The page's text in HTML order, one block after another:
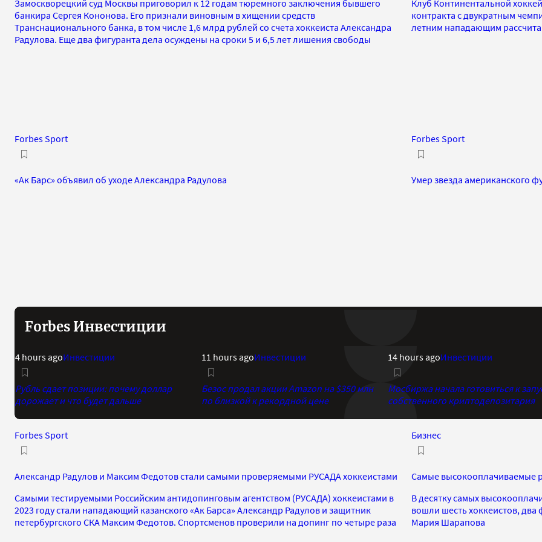
Замоскворецкий суд Москвы приговорил к 12 годам тюремного заключения бывшего
банкира Сергея Кононова. Его признали виновным в хищении средств
Транснационального банка, в том числе 1,6 млрд рублей со счета хоккеиста Александра
Радулова. Еще два фигуранта дела осуждены на сроки 5 и 6,5 лет лишения свободы
Клуб Континентальной
контракта с двукратным
летним нападающим
Forbes Sport
«Ак Барс» объявил об уходе Александра Радулова
Forbes Sport
Умер звезда американского
Forbes Инвестиции
4 hours agoИнвестиции
Рубль сдает позиции: почему доллар
дорожает и что будет дальше
11 hours agoИнвестиции
Безос продал акции Amazon на $350 млн
по близкой к рекордной цене
14 hours agoИнвестиции
Мосбиржа начала готовиться к
собственного криптодепозитария
Forbes Sport
Александр Радулов и Максим Федотов стали самыми проверяемыми РУСАДА хоккеистами
Самыми тестируемыми Российским антидопинговым агентством (РУСАДА) хоккеистами в
2023 году стали нападающий казанского «Ак Барса» Александр Радулов и защитник
петербургского СКА Максим Федотов. Спортсменов проверили на допинг по четыре раза
Бизнес
Самые высокооплачиваемые
В десятку самых
вошли шесть хоккеистов,
Мария Шарапова